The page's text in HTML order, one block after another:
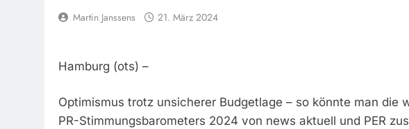
Martin Janssens 21. März 2024
Hamburg (ots) –
Optimismus trotz unsicherer Budgetlage – so könnte man die
PR-Stimmungsbarometers 2024 von news aktuell und PER